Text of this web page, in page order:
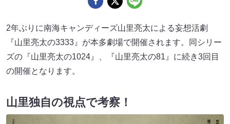
2年ぶりに南海キャンディーズ山里亮太による妄想活劇
『山里亮太の3333』が本多劇場で開催されます。同シリー
ズの『山里亮太の1024』、『山里亮太の81』に続き3回目
の開催となります。
山里独自の視点で考察！